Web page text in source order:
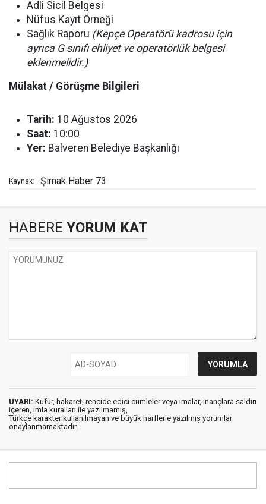
Adli Sicil Belgesi
Nüfus Kayıt Örneği
Sağlık Raporu (Kepçe Operatörü kadrosu için
ayrıca G sınıfı ehliyet ve operatörlük belgesi
eklenmelidir.)
Mülakat / Görüşme Bilgileri
Tarih: 10 Ağustos 2026
Saat: 10:00
Yer: Balveren Belediye Başkanlığı
Kaynak: Şırnak Haber 73
HABERE YORUM KAT
UYARI: Küfür, hakaret, rencide edici cümleler veya imalar, inançlara saldırı
içeren, imla kuralları ile yazılmamış,
Türkçe karakter kullanılmayan ve büyük harflerle yazılmış yorumlar
onaylanmamaktadır.